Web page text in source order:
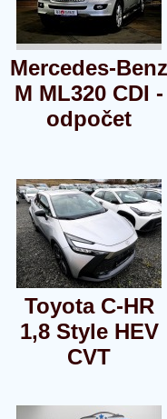
Mercedes-Benz
M ML320 CDI -
odpočet
Toyota C-HR
1,8 Style HEV
CVT